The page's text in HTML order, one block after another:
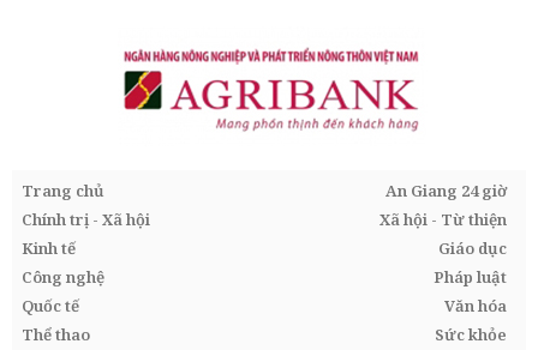
Trang chủ
An Giang 24 giờ
Chính trị - Xã hội
Xã hội - Từ thiện
Kinh tế
Giáo dục
Công nghệ
Pháp luật
Quốc tế
Văn hóa
Thể thao
Sức khỏe